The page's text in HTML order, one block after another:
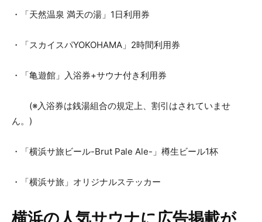
・「天然温泉 満天の湯」1日利用券
・「スカイスパYOKOHAMA」2時間利用券
・「亀遊館」入浴券+サウナ付き利用券
(※入浴券は銭湯組合の規定上、割引はされていませ
ん。)
・「横浜サ旅ビール-Brut Pale Ale-」樽生ビール1杯
・「横浜サ旅」オリジナルステッカー